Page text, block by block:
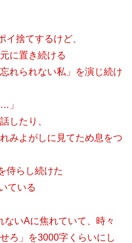
捨てするけど、
に置き続ける
れられない私」を演じ続け
」
したり、
みよがしに見てため息をつ
侍らし続けた
ている
ないAに焦れていて、時々
ろ」を3000字くらいにし